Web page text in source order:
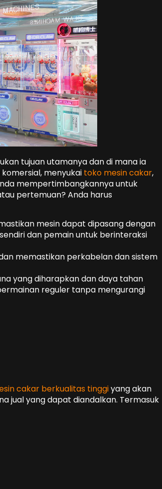
tujuan utamanya dan di mana ia
menyukai toko mesin cakar,
mempertimbangkannya untuk
pertemuan? Anda harus
mesin dapat dipasang dengan
dan pemain untuk berinteraksi
memastikan perkabelan dan sistem
yang diharapkan dan daya tahan
reguler tanpa mengurangi
cakar berkualitas tinggiyang akan
jual yang dapat diandalkan. Termasuk